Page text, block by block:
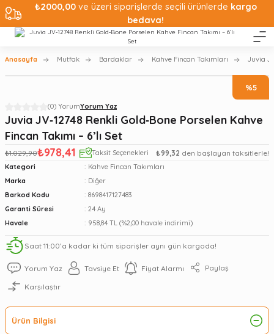
₺2000,00ve üzeri siparişlerde seçili ürünlerde kargo
bedava!
Anasayfa Mutfak Bardaklar Kahve Fincan Takımları Juvia
%5
(0) YorumYorum Yaz
Juvia JV‑12748 Renkli Gold‑Bone Porselen Kahve
Fincan Takımı – 6’lı Set
₺1.029,90₺978,41 Taksit Seçenekleri ₺99,32 den başlayan taksitlerle!
Kategori
Kahve Fincan Takımları
Marka
Diğer
Barkod Kodu
8698417127483
Garanti Süresi
24 Ay
Havale
958,84 TL (%2,00 havale indirimi)
Saat 11:00’a kadar ki tüm siparişler aynı gün kargoda!
Yorum Yaz Tavsiye Et Fiyat Alarmı Paylaş
Karşılaştır
Ürün Bilgisi